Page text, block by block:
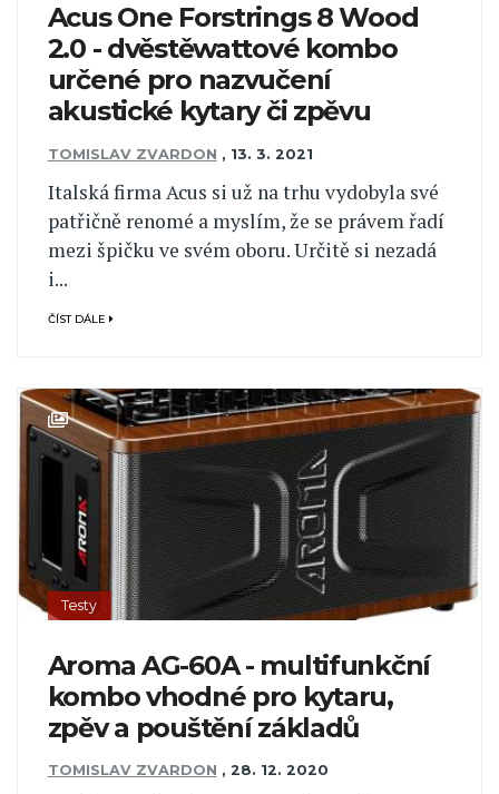
Acus One Forstrings 8 Wood
2.0 - dvěstěwattové kombo
určené pro nazvučení
akustické kytary či zpěvu
TOMISLAV ZVARDON , 13. 3. 2021
Italská firma Acus si už na trhu vydobyla své
patřičně renomé a myslím, že se právem řadí
mezi špičku ve svém oboru. Určitě si nezadá
i...
ČÍST DÁLE
Testy
Aroma AG-60A - multifunkční
kombo vhodné pro kytaru,
zpěv a pouštění základů
TOMISLAV ZVARDON , 28. 12. 2020